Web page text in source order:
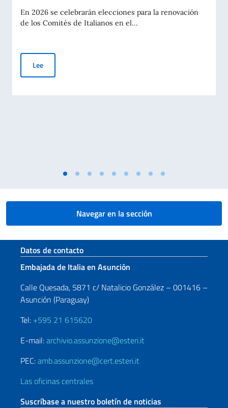
En 2026 se celebrarán elecciones para la renovación
de los Comités de Italianos en el...
LeeElecciones COMITES 2026
Navegar en la sección
Sezione footer
Datos de contacto
Embajada de Italia en Asunción
Calle Quesada, 5871 c/ Natalicio González – 001416 –
Asunción (Paraguay)
Tel: +595 21 615620
E-mail:archivio.assunzione@esteri.it
PEC:amb.assunzione@cert.esteri.it
Las oficinas centrales
Suscríbase a nuestro boletín de noticias